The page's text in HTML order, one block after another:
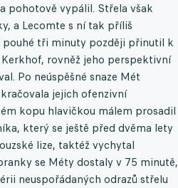
pohotově vypálil. Střela však
a Lecomte s ní tak příliš
pouhé tři minuty později přinutil k
rovněž jeho perspektivní
Po neúspěšné snaze Mét
jejich ofenzivní
kopu hlavičkou málem prosadil
který se ještě před dvěma lety
lize, taktéž vychytal
se Méty dostaly v 75 minutě,
neuspořádaných odrazů střelu